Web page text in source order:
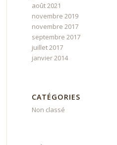
août 2021
novembre 2019
novembre 2017
septembre 2017
juillet 2017
janvier 2014
CATÉGORIES
Non classé